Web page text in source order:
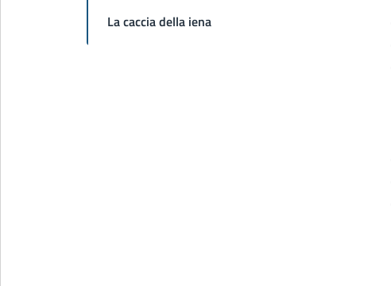
La caccia della iena